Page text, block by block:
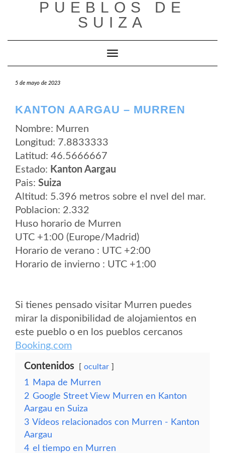
PUEBLOS DE
SUIZA
Cambiar modo de navegación
5 de mayo de 2023
KANTON AARGAU – MURREN
Nombre: Murren
Longitud: 7.8833333
Latitud: 46.5666667
Estado: Kanton Aargau
Pais: Suiza
Altitud: 5.396 metros sobre el nvel del mar.
Poblacion: 2.332
Huso horario de Murren
UTC +1:00 (Europe/Madrid)
Horario de verano : UTC +2:00
Horario de invierno : UTC +1:00
Si tienes pensado visitar Murren puedes
mirar la disponibilidad de alojamientos en
este pueblo o en los pueblos cercanos
Booking.com
Contenidos ocultar
1
Mapa de Murren
2 Google Street View Murren en Kanton
Aargau en Suiza
3 Vídeos relacionados con Murren - Kanton
Aargau
4 el tiempo en Murren